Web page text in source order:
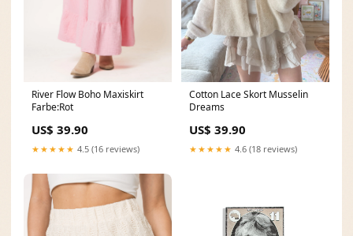
River Flow Boho Maxiskirt
Farbe:Rot
US$ 39.90
★★★★★ 4.5 (16 reviews)
Cotton Lace Skort Musselin
Dreams
US$ 39.90
★★★★★ 4.6 (18 reviews)